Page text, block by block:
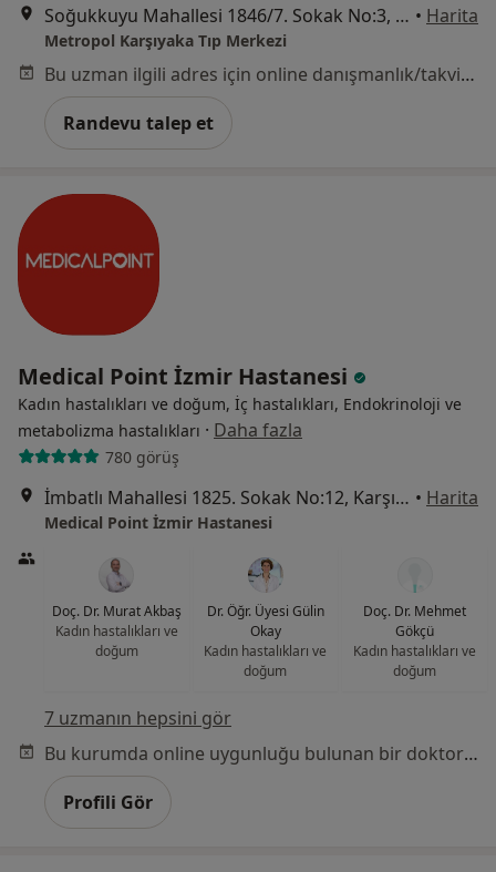
Soğukkuyu Mahallesi 1846/7. Sokak No:3, Bayraklı • Harita
Metropol Karşıyaka Tıp Merkezi
Bu uzman ilgili adres için online danışmanlık/takvim sunmuyor.
Randevu talep et
Medical Point İzmir Hastanesi
Kadın hastalıkları ve doğum, İç hastalıkları, Endokrinoloji ve
metabolizma hastalıkları · Daha fazla
780 görüş
İmbatlı Mahallesi 1825. Sokak No:12, Karşıyaka • Harita
Medical Point İzmir Hastanesi
Doç. Dr. Murat Akbaş
Kadın hastalıkları ve
doğum
Dr. Öğr. Üyesi Gülin
Okay
Kadın hastalıkları ve
doğum
Doç. Dr. Mehmet
Gökçü
Kadın hastalıkları ve
doğum
7 uzmanın hepsini gör
Bu kurumda online uygunluğu bulunan bir doktor veya uzman bulunamadı
Profili Gör